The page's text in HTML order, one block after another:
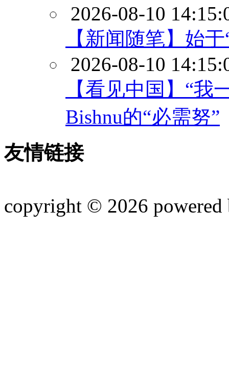
2026-08-10
【新闻随笔】始
2026-08-10
【看见中国】“我
Bishnu的“必需努”
友情链接
copyright © 2026